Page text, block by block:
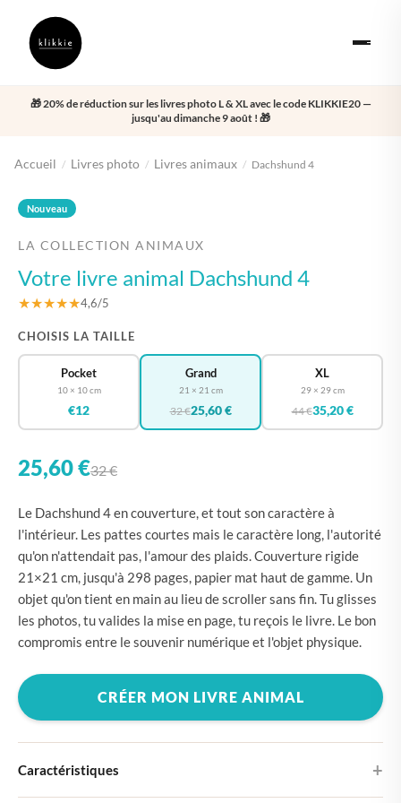
🎁 20% de réduction sur les livres photo L & XL avec le code KLIKKIE20 —
jusqu'au dimanche 9 août ! 🎁
Accueil / Livres photo / Livres animaux / Dachshund 4
Nouveau
LA COLLECTION ANIMAUX
Votre livre animal Dachshund 4
★★★★★4,6/5
CHOISIS LA TAILLE
Pocket
10 × 10 cm
€12
Grand
21 × 21 cm
32 €25,60 €
XL
29 × 29 cm
44 €35,20 €
25,60 €32 €
Le Dachshund 4 en couverture, et tout son caractère à
l'intérieur. Les pattes courtes mais le caractère long, l'autorité
qu'on n'attendait pas, l'amour des plaids. Couverture rigide
21×21 cm, jusqu'à 298 pages, papier mat haut de gamme. Un
objet qu'on tient en main au lieu de scroller sans fin. Tu glisses
les photos, tu valides la mise en page, tu reçois le livre. Le bon
compromis entre le souvenir numérique et l'objet physique.
CRÉER MON LIVRE ANIMAL
Caractéristiques